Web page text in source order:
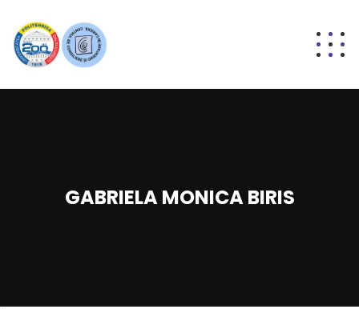
GABRIELA MONICA BIRIS